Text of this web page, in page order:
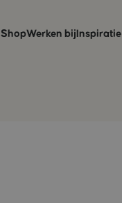
ShopWerken bij Inspiratie